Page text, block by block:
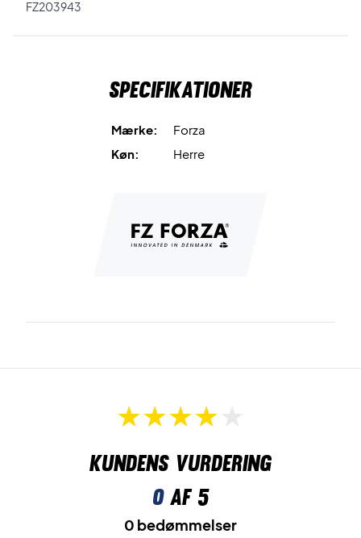
FZ203943
Specifikationer
Mærke:
Forza
Køn:
Herre
Kundens vurdering
0af 5
0 bedømmelser